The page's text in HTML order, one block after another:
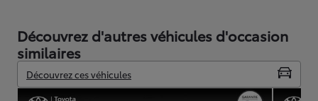
Découvrez d'autres véhicules d'occasion
similaires
Découvrez ces véhicules